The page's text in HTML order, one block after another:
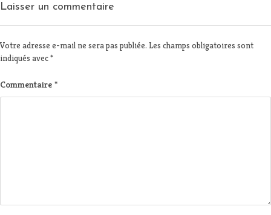
Laisser un commentaire
Votre adresse e-mail ne sera pas publiée. Les champs obligatoires sont
indiqués avec*
Commentaire *